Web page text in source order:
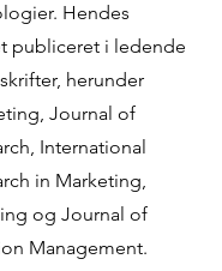
Hendes
publiceret i ledende
herunder
Journal of
International
in Marketing,
og Journal of
Management.